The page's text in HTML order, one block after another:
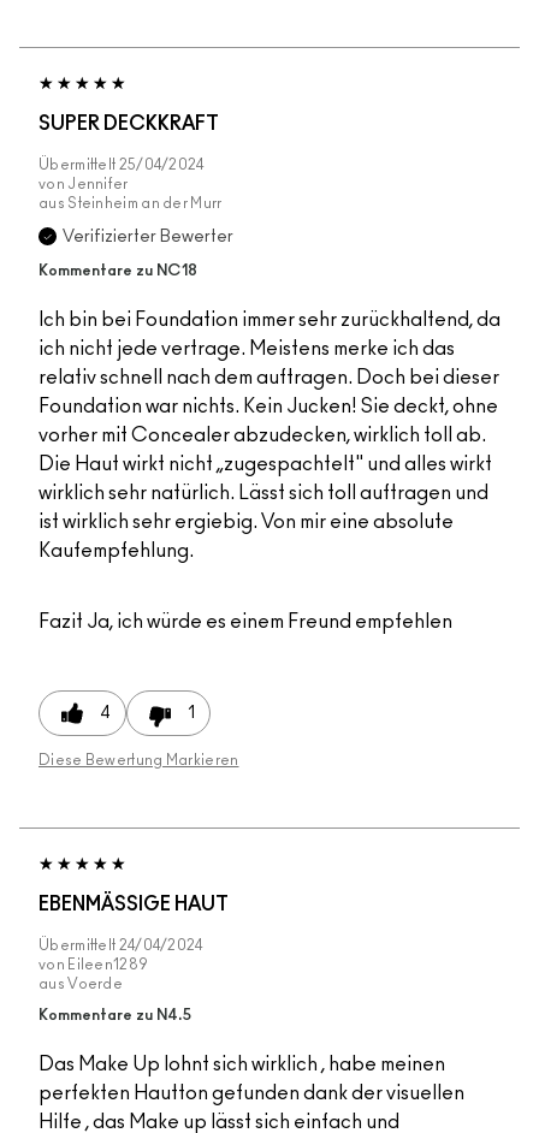
SUPER DECKKRAFT
Übermittelt 25/04/2024
von Jennifer
aus Steinheim an der Murr
Verifizierter Bewerter
Kommentare zu NC18
Ich bin bei Foundation immer sehr zurückhaltend, da
ich nicht jede vertrage. Meistens merke ich das
relativ schnell nach dem auftragen. Doch bei dieser
Foundation war nichts. Kein Jucken! Sie deckt, ohne
vorher mit Concealer abzudecken, wirklich toll ab.
Die Haut wirkt nicht „zugespachtelt" und alles wirkt
wirklich sehr natürlich. Lässt sich toll auftragen und
ist wirklich sehr ergiebig. Von mir eine absolute
Kaufempfehlung.
Fazit Ja, ich würde es einem Freund empfehlen
4 1
Diese Bewertung Markieren
EBENMÄSSIGE HAUT
Übermittelt 24/04/2024
von Eileen1289
aus Voerde
Kommentare zu N4.5
Das Make Up lohnt sich wirklich , habe meinen
perfekten Hautton gefunden dank der visuellen
Hilfe , das Make up lässt sich einfach und